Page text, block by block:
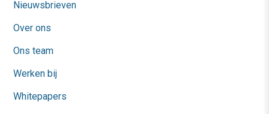
Nieuwsbrieven
Over ons
Ons team
Werken bij
Whitepapers